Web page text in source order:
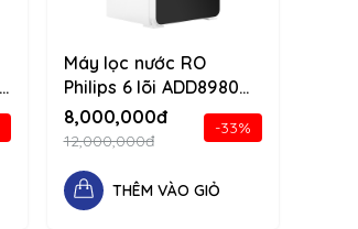
Máy lọc nước RO
Philips 6 lõi ADD8980
1234 d-flex flex-
column
8,000,000đ
12,000,000đ
-33%
THÊM VÀO GIỎ